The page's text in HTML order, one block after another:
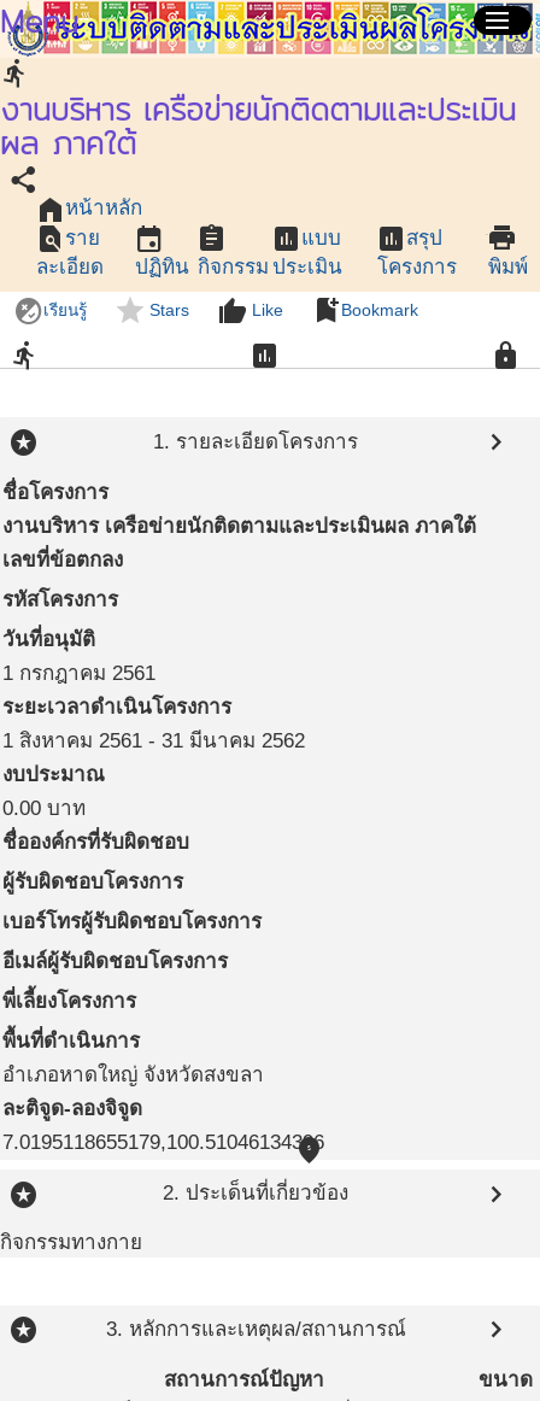
menu
Menu
directions_run
งานบริหาร เครือข่ายนักติดตามและประเมิน
ผล ภาคใต้
share
home หน้าหลัก
find_in_page ราย
ละเอียด
event
ปฏิทิน
assignment
กิจกรรม
assessment แบบ
ประเมิน
assessment สรุป
โครงการ
print
พิมพ์
flakyเรียนรู้ star Stars thumb_up Like bookmark_add Bookmark
directions_run assessment lock
stars 1. รายละเอียดโครงการ chevron_right
ชื่อโครงการ
งานบริหาร เครือข่ายนักติดตามและประเมินผล ภาคใต้
เลขที่ข้อตกลง
รหัสโครงการ
วันที่อนุมัติ
1 กรกฎาคม 2561
ระยะเวลาดำเนินโครงการ
1 สิงหาคม 2561 - 31 มีนาคม 2562
งบประมาณ
0.00 บาท
ชื่อองค์กรที่รับผิดชอบ
ผู้รับผิดชอบโครงการ
เบอร์โทรผู้รับผิดชอบโครงการ
อีเมล์ผู้รับผิดชอบโครงการ
พี่เลี้ยงโครงการ
พื้นที่ดำเนินการ
อำเภอหาดใหญ่ จังหวัดสงขลา
ละติจูด-ลองจิจูด
7.0195118655179,100.51046134396
place
stars
2. ประเด็นที่เกี่ยวข้อง chevron_right
กิจกรรมทางกาย
stars 3. หลักการและเหตุผล/สถานการณ์ chevron_right
สถานการณ์ปัญหา
ขนาด